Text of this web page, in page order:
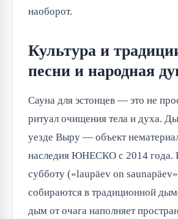
наоборот.
Культура и
песни и народная
Сауна для эстонцев — это не
ритуал очищения тела и духа.
уезде Выру — объект
наследия ЮНЕСКО с 2014 года.
субботу («laupäev on
собираются в традиционной
дым от очага наполняет